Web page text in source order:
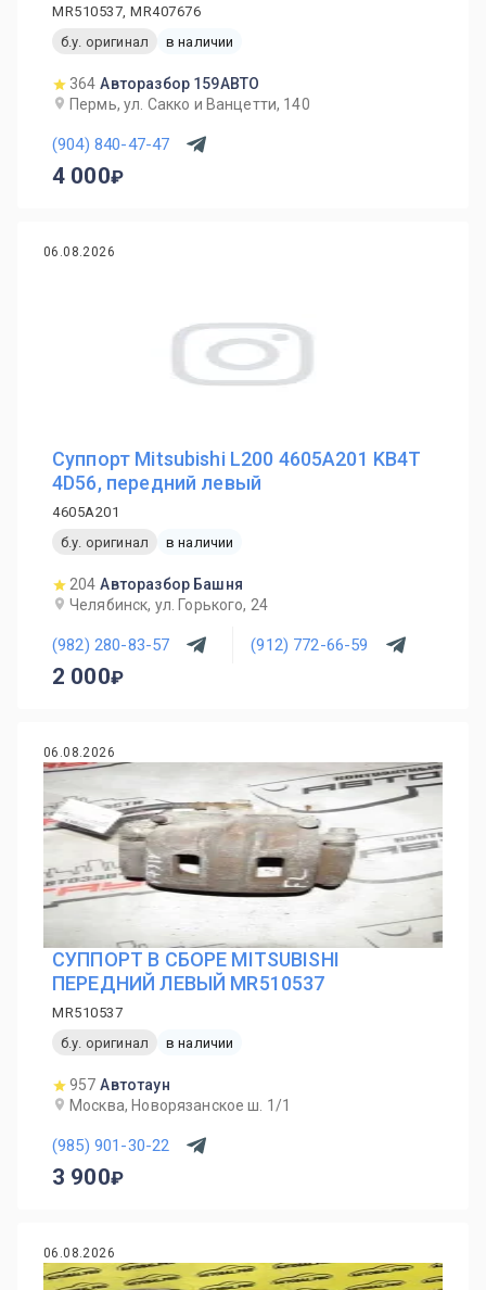
MR510537, MR407676
б.у. оригинал
в наличии
364 Авторазбор 159АВТО
Пермь, ул. Сакко и Ванцетти, 140
(904) 840-47-47
4 000
06.08.2026
Суппорт Mitsubishi L200 4605A201 KB4T
4D56, передний левый
4605A201
б.у. оригинал
в наличии
204 Авторазбор Башня
Челябинск, ул. Горького, 24
(982) 280-83-57 (912) 772-66-59
2 000
06.08.2026
СУППОРТ В СБОРЕ MITSUBISHI
ПЕРЕДНИЙ ЛЕВЫЙ MR510537
MR510537
б.у. оригинал
в наличии
957 Автотаун
Москва, Новорязанское ш. 1/1
(985) 901-30-22
3 900
06.08.2026